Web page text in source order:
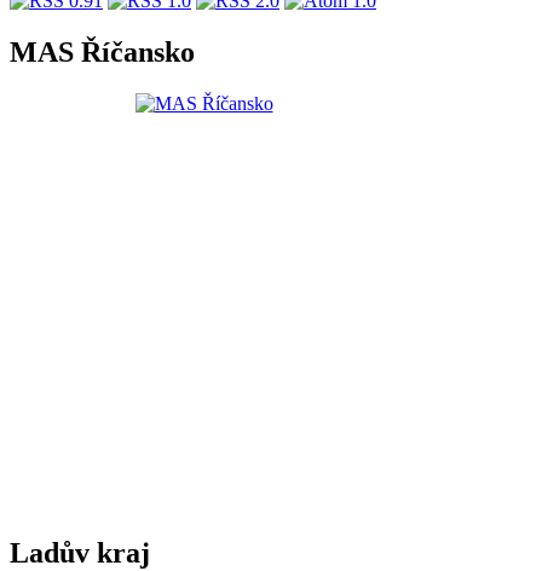
MAS Říčansko
Ladův kraj